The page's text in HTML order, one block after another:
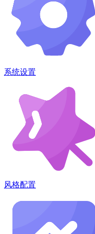
系统设置
风格配置